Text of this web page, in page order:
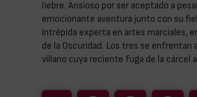
liebre. Ansioso por ser aceptado a
emocionante aventura junto con su
intrépida experta en artes marciales,
de la Oscuridad. Los tres se enfrentan
villano cuya reciente fuga de la cárcel